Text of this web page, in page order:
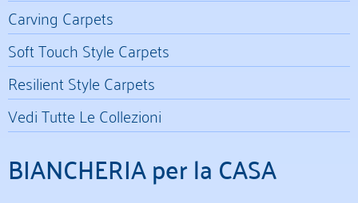
Carving Carpets
Soft Touch Style Carpets
Resilient Style Carpets
Vedi Tutte Le Collezioni
BIANCHERIA per la CASA